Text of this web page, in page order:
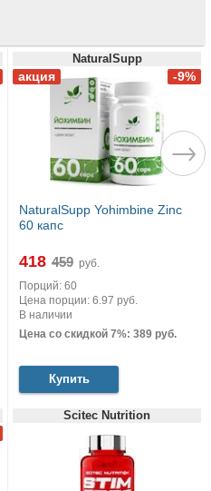
NaturalSupp
NaturalSupp Yohimbine Zinc
60 капс
418
руб.
Порций: 60
Цена порции: 6.97 руб.
В наличии
Цена со скидкой 7%: 389 руб.
Купить
Scitec Nutrition